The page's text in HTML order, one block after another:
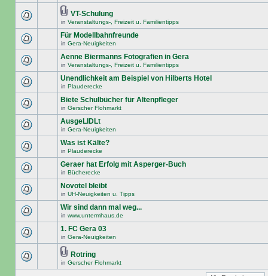
VT-Schulung
in Veranstaltungs-, Freizeit u. Familientipps
Für Modellbahnfreunde
in Gera-Neuigkeiten
Aenne Biermanns Fotografien in Gera
in Veranstaltungs-, Freizeit u. Familientipps
Unendlichkeit am Beispiel von Hilberts Hotel
in Plauderecke
Biete Schulbücher für Altenpfleger
in Gerscher Flohmarkt
AusgeLIDLt
in Gera-Neuigkeiten
Was ist Kälte?
in Plauderecke
Geraer hat Erfolg mit Asperger-Buch
in Bücherecke
Novotel bleibt
in UH-Neuigkeiten u. Tipps
Wir sind dann mal weg...
in www.untermhaus.de
1. FC Gera 03
in Gera-Neuigkeiten
Rotring
in Gerscher Flohmarkt